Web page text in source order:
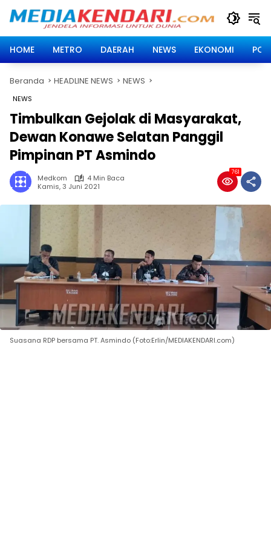
HOME
METRO DAERAH NEWS EKONOMI
Beranda HEADLINE NEWS NEWS
NEWS
Timbulkan Gejolak di Masyarakat,
Dewan Konawe Selatan Panggil
Pimpinan PT Asmindo
Medkom
4 Min Baca
Kamis, 3 Juni 2021
761
Suasana RDP bersama PT. Asmindo (Foto:Erlin/MEDIAKENDARI.com)